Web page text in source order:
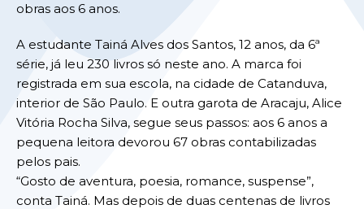
obras aos 6 anos.
A estudante Tainá Alves dos Santos, 12 anos, da 6ª
série, já leu 230 livros só neste ano. A marca foi
registrada em sua escola, na cidade de Catanduva,
interior de São Paulo. E outra garota de Aracaju, Alice
Vitória Rocha Silva, segue seus passos: aos 6 anos a
pequena leitora devorou 67 obras contabilizadas
pelos pais.
“Gosto de aventura, poesia, romance, suspense”,
conta Tainá. Mas depois de duas centenas de livros